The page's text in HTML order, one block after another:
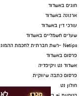
חוגים באשדוד
ארנונה באשדוד
עורכי דין באשדוד
שערים חשמליים באשדוד
Netips -רשת חברתית לחכמת ההמונים
פרסום באשדוד
אשדוד נט ויקיפדיה
פרסום כתבה שיווקית
חולון נט